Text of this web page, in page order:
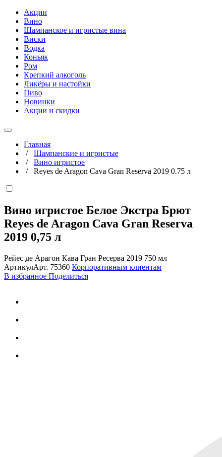
Акции
Вино
Шампанское и игристые вина
Виски
Водка
Коньяк
Ром
Крепкий алкоголь
Ликёры и настойки
Пиво
Новинки
Акции и скидки
Главная
/ Шампанские и игристые
/ Вино игристое
/ Reyes de Aragon Cava Gran Reserva 2019 0.75 л
Вино игристое Белое Экстра Брют
Reyes de Aragon Cava Gran Reserva
2019 0,75 л
Рейес де Арагон Кава Гран Ресерва 2019 750 мл
АртикулАрт. 75360 Корпоративным клиентам
В избранное Поделиться